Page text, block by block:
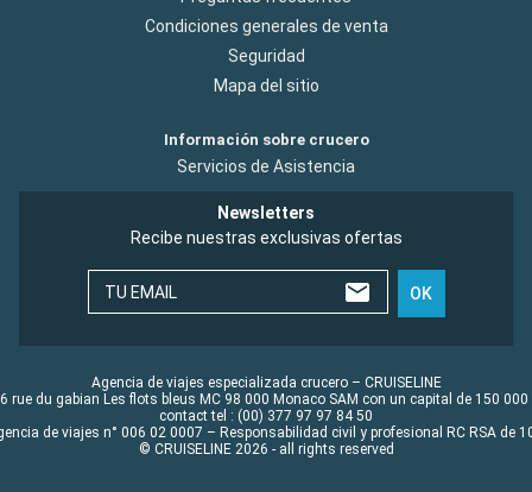
Condiciones generales de venta
Seguridad
Mapa del sitio
Información sobre crucero
Servicios de Asistencia
Newsletters
Recibe nuestras exclusivas ofertas
TU EMAIL OK
Agencia de viajes especializada crucero – CRUISELINE
rue du gabian Les flots bleus MC 98 000 Monaco SAM con un capital de 150 000
contact tel : (00) 377 97 97 84 50
de viajes n° 006 02 0007 – Responsabilidad civil y profesional RC RSA de
© CRUISELINE 2026 - all rights reserved